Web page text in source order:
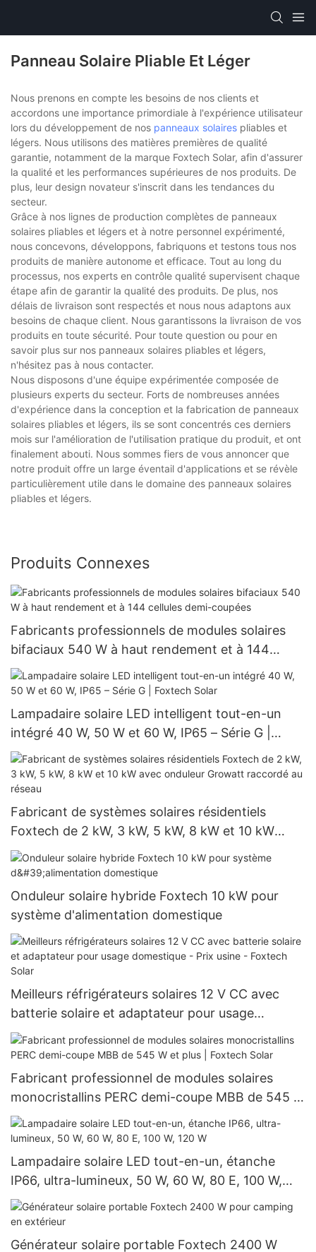
Panneau Solaire Pliable Et Léger
Nous prenons en compte les besoins de nos clients et
accordons une importance primordiale à l'expérience utilisateur
lors du développement de nos panneaux solaires pliables et
légers. Nous utilisons des matières premières de qualité
garantie, notamment de la marque Foxtech Solar, afin d'assurer
la qualité et les performances supérieures de nos produits. De
plus, leur design novateur s'inscrit dans les tendances du
secteur.
Grâce à nos lignes de production complètes de panneaux
solaires pliables et légers et à notre personnel expérimenté,
nous concevons, développons, fabriquons et testons tous nos
produits de manière autonome et efficace. Tout au long du
processus, nos experts en contrôle qualité supervisent chaque
étape afin de garantir la qualité des produits. De plus, nos
délais de livraison sont respectés et nous nous adaptons aux
besoins de chaque client. Nous garantissons la livraison de vos
produits en toute sécurité. Pour toute question ou pour en
savoir plus sur nos panneaux solaires pliables et légers,
n'hésitez pas à nous contacter.
Nous disposons d'une équipe expérimentée composée de
plusieurs experts du secteur. Forts de nombreuses années
d'expérience dans la conception et la fabrication de panneaux
solaires pliables et légers, ils se sont concentrés ces derniers
mois sur l'amélioration de l'utilisation pratique du produit, et ont
finalement abouti. Nous sommes fiers de vous annoncer que
notre produit offre un large éventail d'applications et se révèle
particulièrement utile dans le domaine des panneaux solaires
pliables et légers.
Produits Connexes
Fabricants professionnels de modules solaires
bifaciaux 540 W à haut rendement et à 144
cellules demi-coupées
Lampadaire solaire LED intelligent tout-en-un
intégré 40 W, 50 W et 60 W, IP65 – Série G |
Foxtech Solar
Fabricant de systèmes solaires résidentiels
Foxtech de 2 kW, 3 kW, 5 kW, 8 kW et 10 kW
avec onduleur Growatt raccordé au réseau
Onduleur solaire hybride Foxtech 10 kW pour
système d'alimentation domestique
Meilleurs réfrigérateurs solaires 12 V CC avec
batterie solaire et adaptateur pour usage
domestique - Prix usine - Foxtech Solar
Fabricant professionnel de modules solaires
monocristallins PERC demi-coupe MBB de 545 W
et plus | Foxtech Solar
Lampadaire solaire LED tout-en-un, étanche
IP66, ultra-lumineux, 50 W, 60 W, 80 E, 100 W,
120 W
Générateur solaire portable Foxtech 2400 W